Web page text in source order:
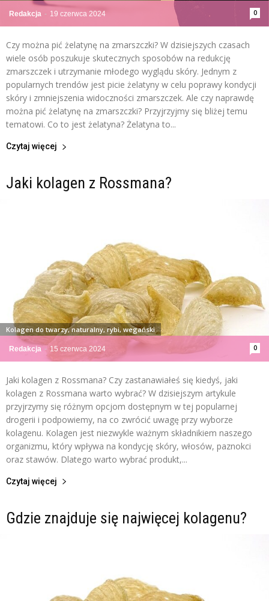
Redakcja - 19 czerwca 2024 0
Czy można pić żelatynę na zmarszczki? W dzisiejszych czasach
wiele osób poszukuje skutecznych sposobów na redukcję
zmarszczek i utrzymanie młodego wyglądu skóry. Jednym z
popularnych trendów jest picie żelatyny w celu poprawy kondycji
skóry i zmniejszenia widoczności zmarszczek. Ale czy naprawdę
można pić żelatynę na zmarszczki? Przyjrzyjmy się bliżej temu
tematowi. Co to jest żelatyna? Żelatyna to...
Czytaj więcej
Jaki kolagen z Rossmana?
Redakcja - 15 czerwca 2024 0
Kolagen do twarzy, naturalny, rybi, wegański
Jaki kolagen z Rossmana? Czy zastanawiałeś się kiedyś, jaki
kolagen z Rossmana warto wybrać? W dzisiejszym artykule
przyjrzymy się różnym opcjom dostępnym w tej popularnej
drogerii i podpowiemy, na co zwrócić uwagę przy wyborze
kolagenu. Kolagen jest niezwykle ważnym składnikiem naszego
organizmu, który wpływa na kondycję skóry, włosów, paznokci
oraz stawów. Dlatego warto wybrać produkt,...
Czytaj więcej
Gdzie znajduje się najwięcej kolagenu?